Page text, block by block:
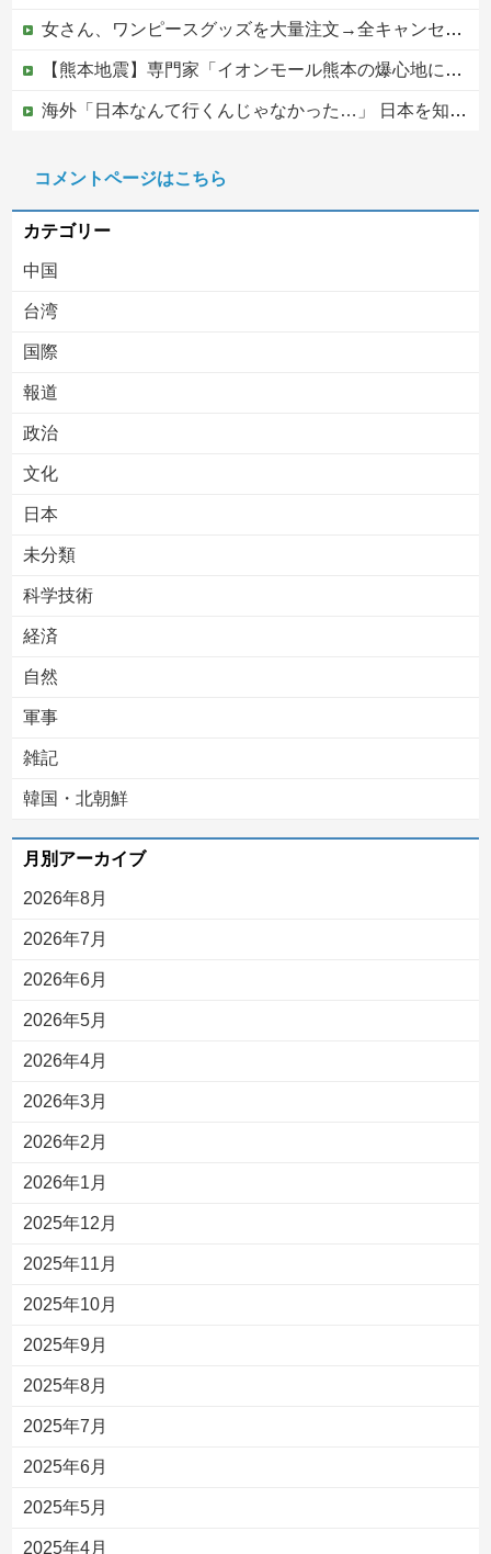
女さん、ワンピースグッズを大量注文→全キャンセルで逮捕ｗｗｗ
【熊本地震】専門家「イオンモール熊本の爆心地に…喫煙所と自販機」警察・消防「」←これ・・・
海外「日本なんて行くんじゃなかった…」 日本を知ってしまったディズニー信者、帰国後『本家』に失望する事態に
【移民政策反対】イオンの売り場で唐揚げを食う中国人の子供
コメントページはこちら
カテゴリー
中国
台湾
国際
報道
政治
文化
日本
未分類
科学技術
経済
自然
軍事
雑記
韓国・北朝鮮
月別アーカイブ
2026年8月
2026年7月
2026年6月
2026年5月
2026年4月
2026年3月
2026年2月
2026年1月
2025年12月
2025年11月
2025年10月
2025年9月
2025年8月
2025年7月
2025年6月
2025年5月
2025年4月